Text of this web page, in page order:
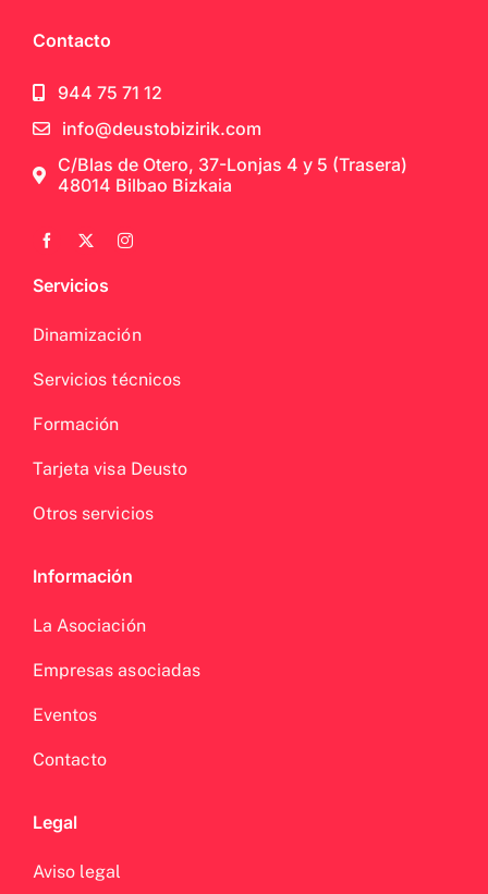
Contacto
944 75 71 12
info@deustobizirik.com
C/Blas de Otero, 37-Lonjas 4 y 5 (Trasera)
48014 Bilbao Bizkaia
Servicios
Dinamización
Servicios técnicos
Formación
Tarjeta visa Deusto
Otros servicios
Información
La Asociación
Empresas asociadas
Eventos
Contacto
Legal
Aviso legal